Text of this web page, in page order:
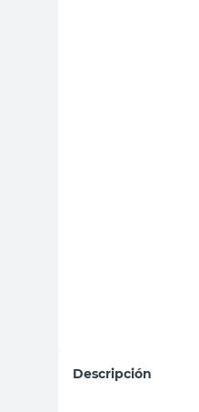
Descripción